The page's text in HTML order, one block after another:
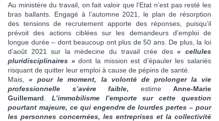
Au ministère du travail, on fait valoir que l’Etat n’est pas resté les
bras ballants. Engagé à l’automne 2021, le plan de résorption
des tensions de recrutement apporte des réponses, puisqu’il
prévoit des actions ciblées sur les demandeurs d’emploi de
longue durée – dont beaucoup ont plus de 50 ans. De plus, la loi
d’août 2021 sur la médecine du travail crée des« cellules
pluridisciplinaires »dont la mission est d’épauler les salariés
risquant de quitter leur emploi à cause de pépins de santé.
Mais,« pour le moment, la volonté de prolonger la vie
professionnelle s’avère faible, estime Anne-Marie
Guillemard
L’immobilisme l’emporte sur cette question
pourtant majeure, ce qui engendre de lourdes pertes – pour
les personnes concernées, les entreprises et la collectivité